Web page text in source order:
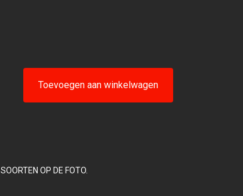
Toevoegen aan winkelwagen
OP DE FOTO.